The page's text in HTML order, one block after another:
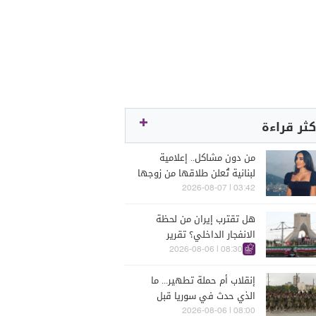
قراءة
من دون مشاكل.. إعلامية
لبنانية تُعلن طلاقها من زوجها
رجل الأعمال
03:42 | 2026-08-07
هل تقترب إيران من لحظة
الانفجار الداخلي؟ تقرير
اسرائيلي يكشف الكواليس
08:30 | 2026-08-06
إنقلاب أم حملة تطهير... ما
الذي حدث في سوريا قبل
يومين؟
08:00 | 2026-08-06